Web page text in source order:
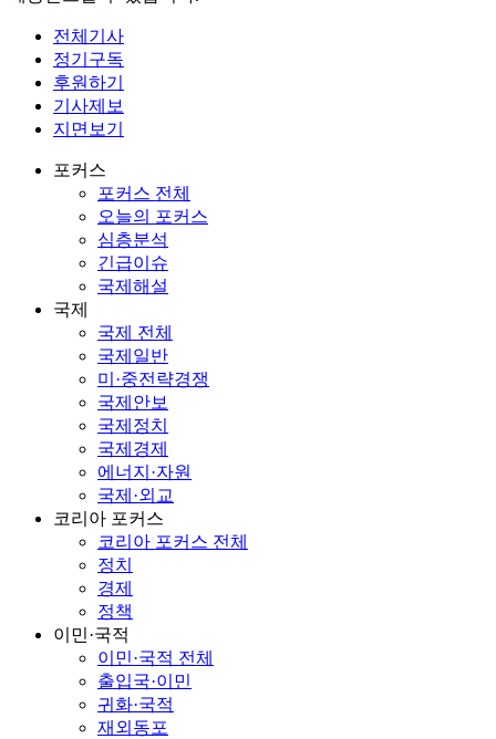
전체기사
정기구독
후원하기
기사제보
지면보기
포커스
포커스 전체
오늘의 포커스
심층분석
긴급이슈
국제해설
국제
국제 전체
국제일반
미·중전략경쟁
국제안보
국제정치
국제경제
에너지·자원
국제·외교
코리아 포커스
코리아 포커스 전체
정치
경제
정책
이민·국적
이민·국적 전체
출입국·이민
귀화·국적
재외동포